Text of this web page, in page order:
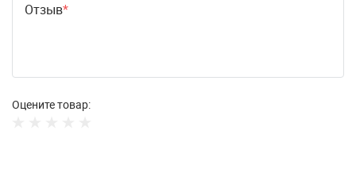
Отзыв
Оцените товар: